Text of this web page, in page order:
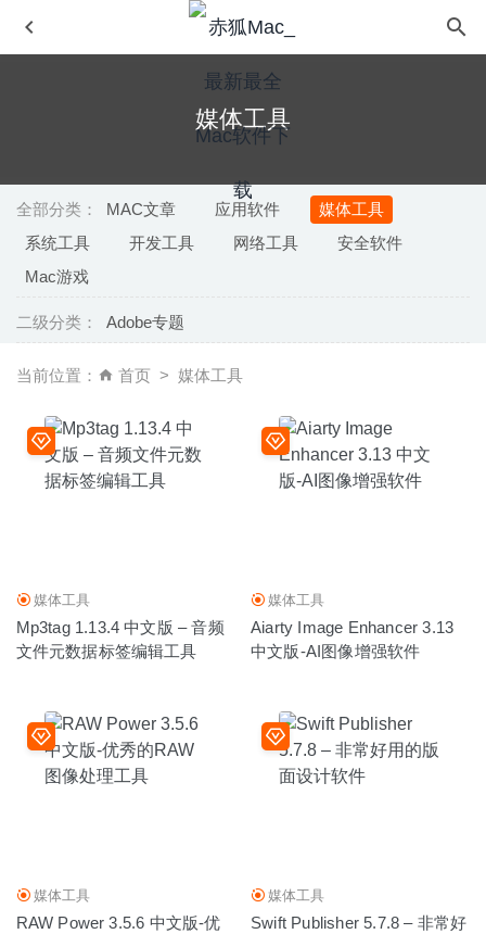
媒体工具
全部分类： MAC文章 应用软件
媒体工具
系统工具
开发工具 网络工具
安全软件
Mac游戏
二级分类： Adobe专题
当前位置： 首页 媒体工具
媒体工具
Mp3tag 1.13.4 中文版 – 音频
文件元数据标签编辑工具
媒体工具
Aiarty Image Enhancer 3.13
中文版-AI图像增强软件
媒体工具
RAW Power 3.5.6 中文版-优
媒体工具
Swift Publisher 5.7.8 – 非常好
2020-05-03
Smultron 12.1.2 中文版-简单好用的文本代码编辑器
09-07
Adobe Bridge 2020 10.0.3 for Mac中文破解版 2020-02-16